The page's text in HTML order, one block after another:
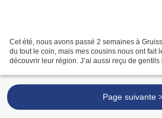
Cet été, nous avons passé 2 semaines à
du tout le coin, mais mes cousins nous ont fait
découvrir leur région. J’ai aussi reçu de
Page suivante